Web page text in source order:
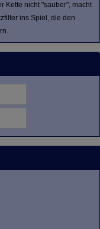
Kette nicht "sauber", macht
ins Spiel, die den